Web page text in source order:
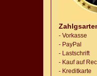
- Vorkasse
- PayPal
- Lastschrift
- Kauf auf
- Kreditkarte